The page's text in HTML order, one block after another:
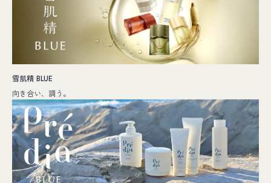
雪肌精 BLUE
向き合い、調う。